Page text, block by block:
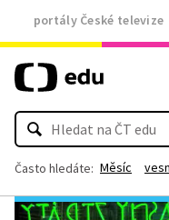
portály České televize
Často hledáte: Měsíc